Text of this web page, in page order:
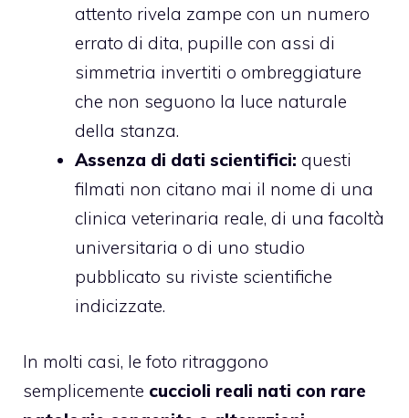
attento rivela zampe con un numero
errato di dita, pupille con assi di
simmetria invertiti o ombreggiature
che non seguono la luce naturale
della stanza.
Assenza di dati scientifici: questi
filmati non citano mai il nome di una
clinica veterinaria reale, di una facoltà
universitaria o di uno studio
pubblicato su riviste scientifiche
indicizzate.
In molti casi, le foto ritraggono
semplicemente cuccioli reali nati con rare